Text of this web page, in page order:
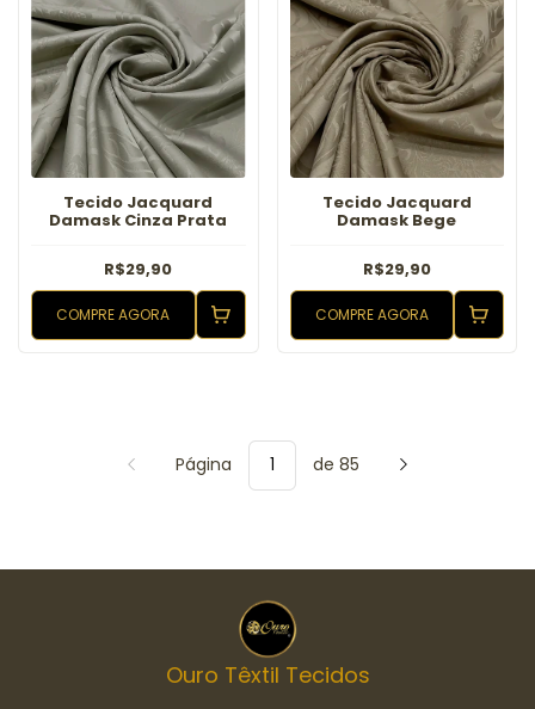
Tecido Jacquard
Damask Cinza Prata
R$29,90
COMPRE AGORA
Tecido Jacquard
Damask Bege
R$29,90
COMPRE AGORA
Página de 85
Ouro Têxtil Tecidos